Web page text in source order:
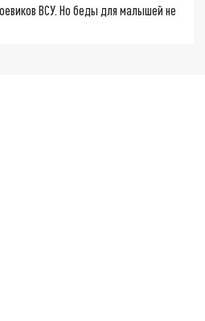
ВСУ. Но беды для малышей не